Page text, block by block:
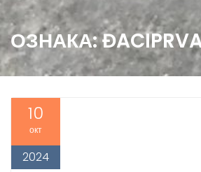
ОЗНАКА:
10
окт
2024